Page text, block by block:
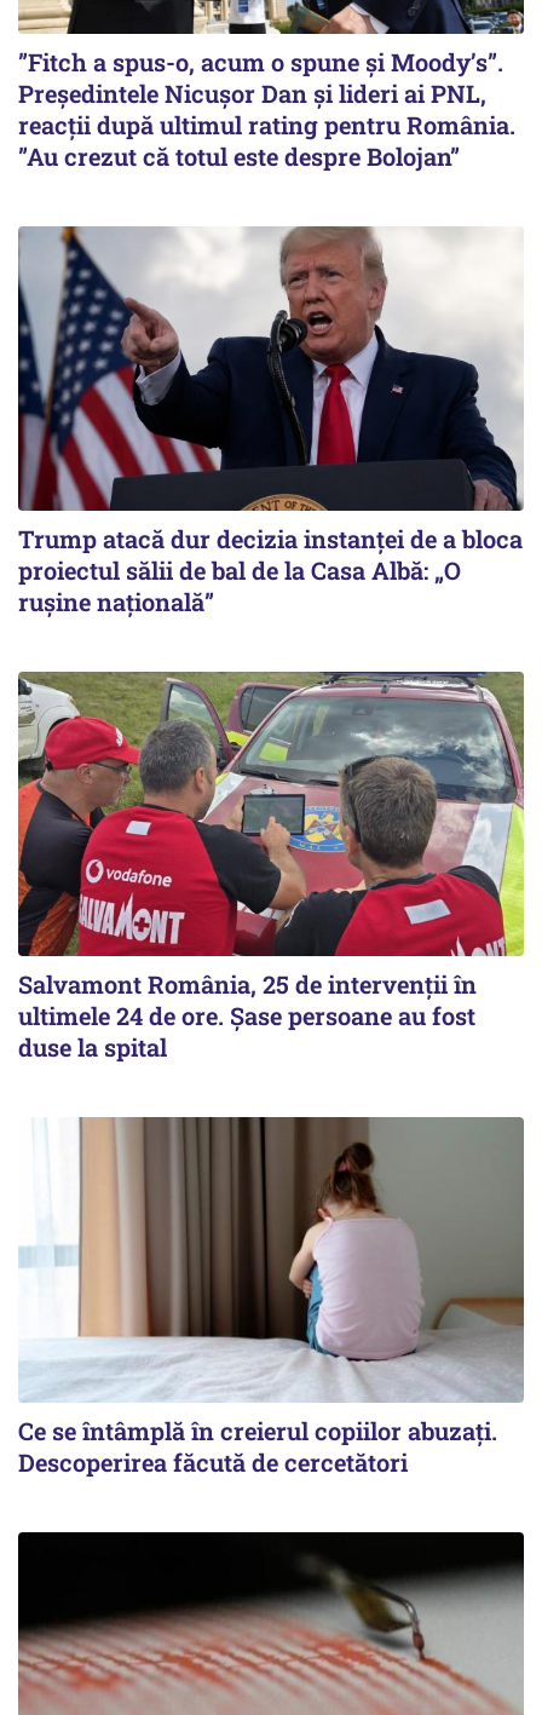
”Fitch a spus-o, acum o spune și Moody’s”.
Președintele Nicușor Dan și lideri ai PNL,
reacții după ultimul rating pentru România.
”Au crezut că totul este despre Bolojan”
Trump atacă dur decizia instanţei de a bloca
proiectul sălii de bal de la Casa Albă: „O
ruşine naţională”
Salvamont România, 25 de intervenții în
ultimele 24 de ore. Șase persoane au fost
duse la spital
Ce se întâmplă în creierul copiilor abuzați.
Descoperirea făcută de cercetători